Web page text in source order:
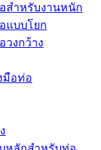
สำหรับงานหนัก
แบบโยก
วงกว้าง
มือท่อ